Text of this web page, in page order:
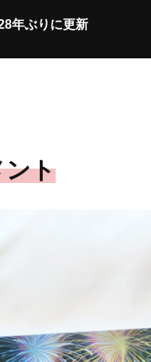
年ぶりに更新
ント